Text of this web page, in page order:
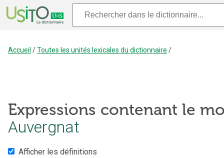
Accueil /Toutes les unités lexicales du dictionnaire /
Expressions contenant le
Auvergnat
Afficher les définitions